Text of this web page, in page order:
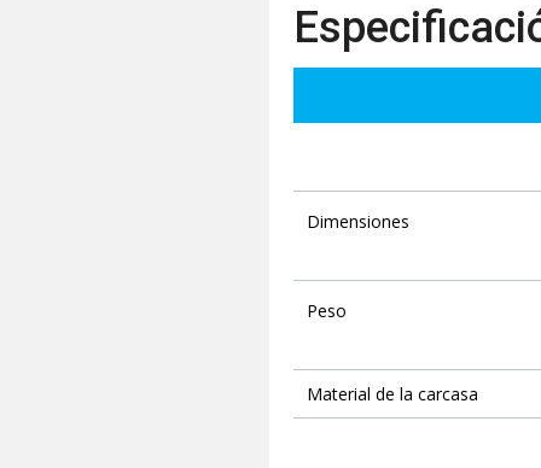
Dimensiones
Peso
Material de la carcasa